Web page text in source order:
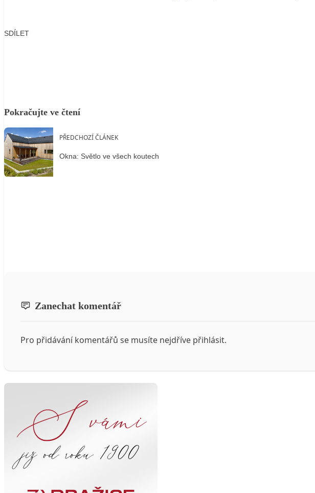
SDÍLET
Pokračujte ve čtení
PŘEDCHOZÍ ČLÁNEK
Okna: Světlo ve všech koutech
Zanechat komentář
Pro přidávání komentářů se musíte nejdříve přihlásit.